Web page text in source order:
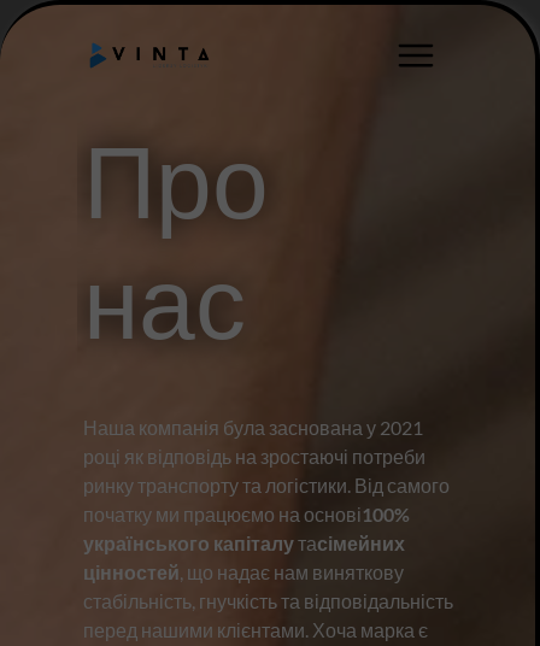
Наша компанія була заснована у 2021
році як відповідь на зростаючі потреби
ринку транспорту та логістики. Від самого
початку ми працюємо на основі100%
українського капіталутасімейних
цінностей, що надає нам виняткову
стабільність, гнучкість та відповідальність
перед нашими клієнтами. Хоча марка є
Про
нас